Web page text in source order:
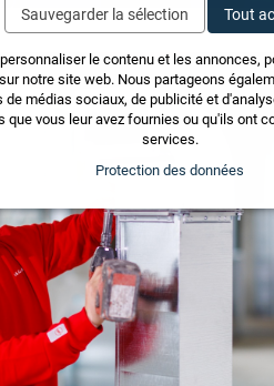
Sauvegarder la sélection Tout
le contenu et les annonces,
notre site web. Nous partageons
médias sociaux, de publicité et
que vous leur avez fournies ou qu'ils ont
services.
Protection des données